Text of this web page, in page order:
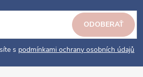
s podmínkami ochrany osobních údajů
ODOBERAŤ